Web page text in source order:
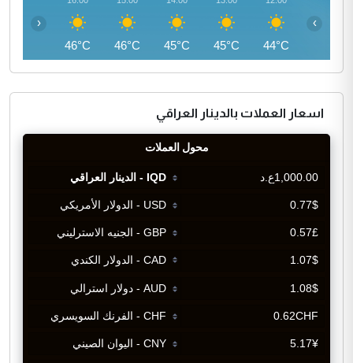
44°C
45°C
45°C
46°C
46°C
‹ ›
اسعار العملات بالدينار العراقي